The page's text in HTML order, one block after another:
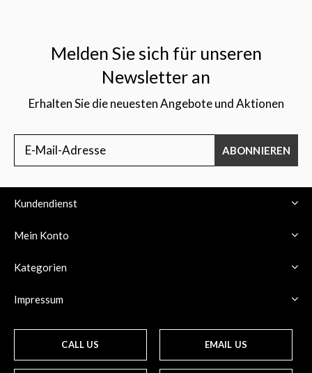
Melden Sie sich für unseren
Newsletter an
Erhalten Sie die neuesten Angebote und Aktionen
ABONNIEREN
Kundendienst
Mein Konto
Kategorien
Impressum
CALL US EMAIL US